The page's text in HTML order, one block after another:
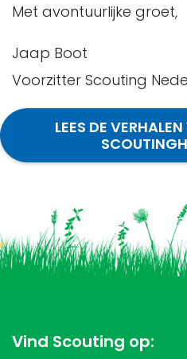
Met avontuurlijke groet,
Jaap Boot
Voorzitter Scouting
LEES DE
Vind Scouting op: